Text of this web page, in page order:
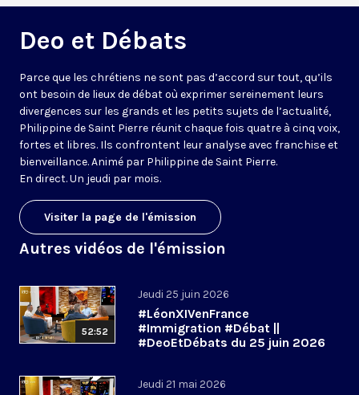
Deo et Débats
Parce que les chrétiens ne sont pas d’accord sur tout, qu’ils
ont besoin de lieux de débat où exprimer sereinement leurs
divergences sur les grands et les petits sujets de l’actualité,
Philippine de Saint Pierre réunit chaque fois quatre à cinq voix,
fortes et libres. Ils confrontent leur analyse avec franchise et
bienveillance. Animé par Philippine de Saint Pierre.
En direct. Un jeudi par mois.
Visiter la page de l'émission
Autres vidéos de l'émission
52:52
Jeudi 25 juin 2026
#LéonXIVenFrance
#Immigration #Débat ||
#DeoEtDébats du 25 juin 2026
Jeudi 21 mai 2026